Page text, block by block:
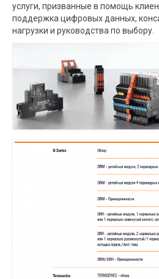
услуги, призванные в помощь
поддержка цифровых данных,
нагрузки и руководства по выбору.